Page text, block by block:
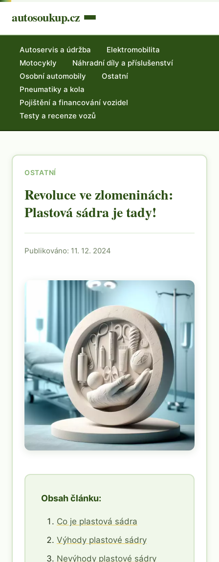
autosoukup.cz
Autoservis a údržba
Elektromobilita
Motocykly
Náhradní díly a příslušenství
Osobní automobily
Ostatní
Pneumatiky a kola
Pojištění a financování vozidel
Testy a recenze vozů
OSTATNÍ
Revoluce ve zlomeninách:
Plastová sádra je tady!
Publikováno: 11. 12. 2024
Obsah článku:
Co je plastová sádra
Výhody plastové sádry
Nevýhody plastové sádry